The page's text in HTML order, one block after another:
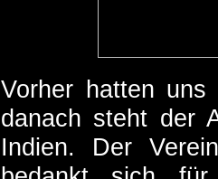
Vorher hatten
danach steht der
Indien. Der